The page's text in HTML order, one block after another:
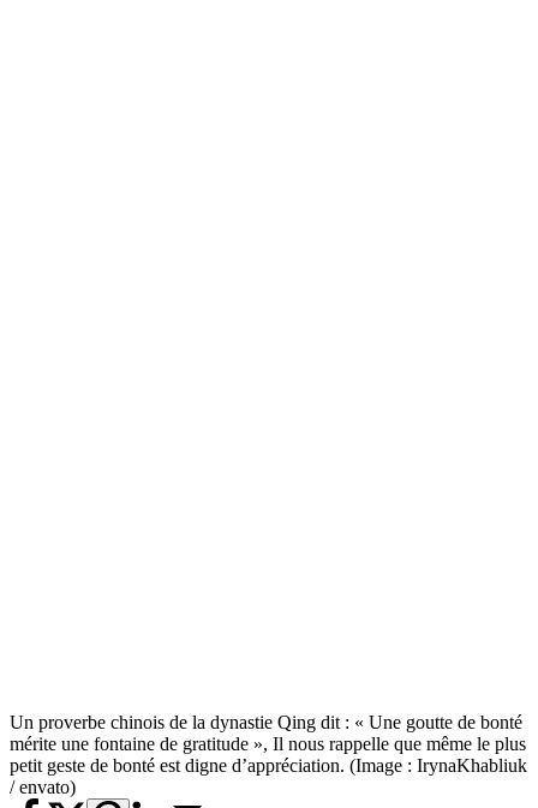
Un proverbe chinois de la dynastie Qing dit : « Une goutte de bonté
mérite une fontaine de gratitude », Il nous rappelle que même le plus
petit geste de bonté est digne d’appréciation. (Image : IrynaKhabliuk
/ envato)